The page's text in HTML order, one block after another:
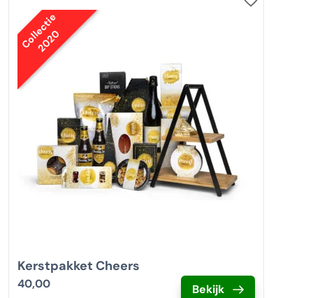
Collectie
2020
Kerstpakket Cheers
40,00 Bekijk